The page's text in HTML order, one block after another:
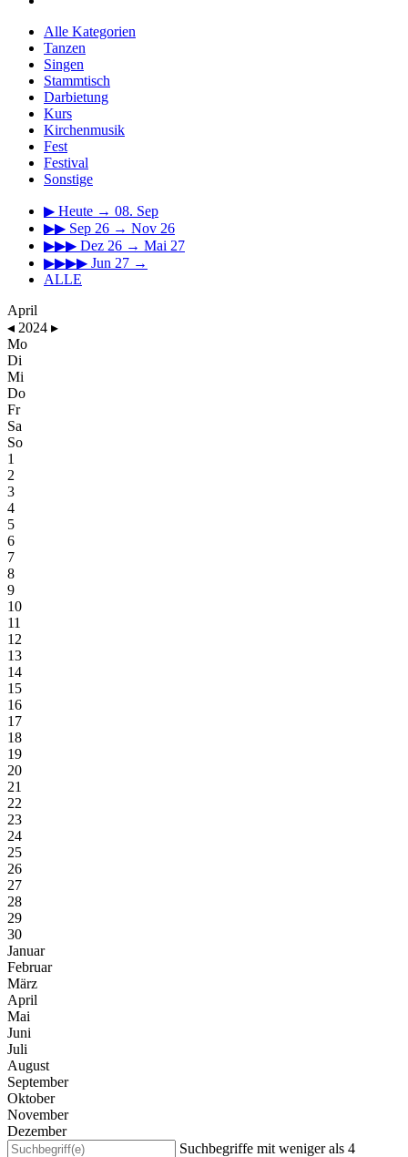
Alle Kategorien
Tanzen
Singen
Stammtisch
Darbietung
Kurs
Kirchenmusik
Fest
Festival
Sonstige
▶ Heute → 08. Sep
▶▶ Sep 26 → Nov 26
▶▶▶ Dez 26 → Mai 27
▶▶▶▶ Jun 27 →
ALLE
April
◂ 2024 ▸
Mo
Di
Mi
Do
Fr
Sa
So
1
2
3
4
5
6
7
8
9
10
11
12
13
14
15
16
17
18
19
20
21
22
23
24
25
26
27
28
29
30
Januar
Februar
März
April
Mai
Juni
Juli
August
September
Oktober
November
Dezember
Suchbegriffe mit weniger als 4